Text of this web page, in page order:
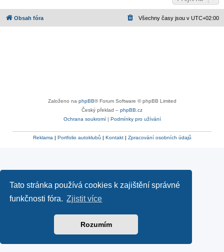
Tato stránka používá cookies k zajištění správné
funkčnosti fóra. Zjistit více
Rozumím
Obsah fóra Všechny časy jsou v UTC+02:00
Založeno na phpBB® Forum Software © phpBB Limited
Český překlad – phpBB.cz
Ochrana soukromí| Podmínky pro užívání
Reklama | Portfolio autoklubů | Kontakt| Zpracování osobních údajů